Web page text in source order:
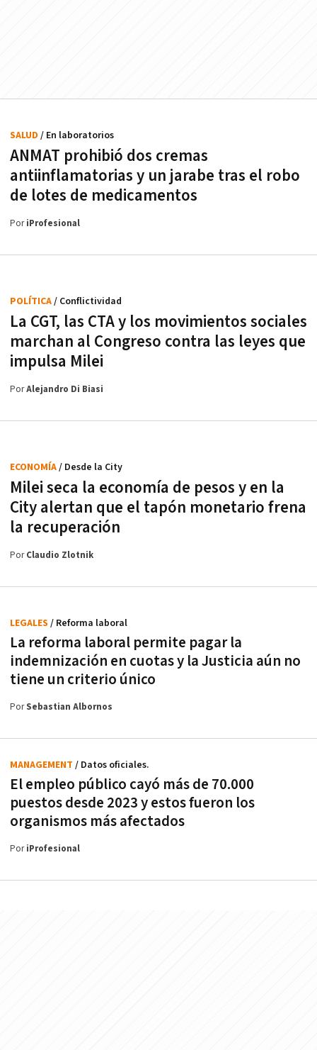
ANMAT prohibió dos cremas
antiinflamatorias y un jarabe tras el robo
de lotes de medicamentos
SALUD / En laboratorios
PoriProfesional
La CGT, las CTA y los movimientos sociales
marchan al Congreso contra las leyes que
impulsa Milei
POLÍTICA/ Conflictividad
PorAlejandro Di Biasi
Milei seca la economía de pesos y en la
City alertan que el tapón monetario frena
la recuperación
ECONOMÍA/ Desde la City
PorClaudio Zlotnik
La reforma laboral permite pagar la
indemnización en cuotas y la Justicia aún no
tiene un criterio único
LEGALES / Reforma laboral
PorSebastian Albornos
El empleo público cayó más de 70.000
puestos desde 2023 y estos fueron los
organismos más afectados
MANAGEMENT / Datos oficiales.
PoriProfesional